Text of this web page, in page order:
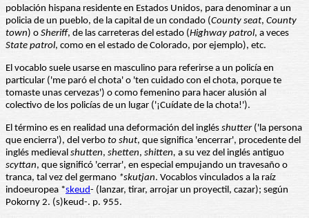
población hispana residente en Estados Unidos, para denominar a un
policia de un pueblo, de la capital de un condado (County seat, County
town) o Sheriff, de las carreteras del estado (Highway patrol, a veces
State patrol, como en el estado de Colorado, por ejemplo), etc.
El vocablo suele usarse en masculino para referirse a un policía en
particular ('me paró el chota' o 'ten cuidado con el chota, porque te
tomaste unas cervezas') o como femenino para hacer alusión al
colectivo de los policías de un lugar ('¡Cuídate de la chota!').
El término es en realidad una deformación del inglés shutter('la persona
que encierra'), del verbo to shut, que significa 'encerrar', procedente del
inglés medieval shutten, shetten, shitten, a su vez del inglés antiguo
scyttan, que significó 'cerrar', en especial empujando un travesaño o
tranca, tal vez del germano *skutjan. Vocablos vinculados a la raíz
indoeuropea *skeud- (lanzar, tirar, arrojar un proyectil, cazar); según
Pokorny 2. (s)keud-. p. 955.